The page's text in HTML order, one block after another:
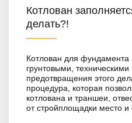
Котлован
делать?!
Котлован для фундамента
грунтовыми,
предотвращения этого
процедура, которая
котлована и траншеи,
от стройплощадки место и